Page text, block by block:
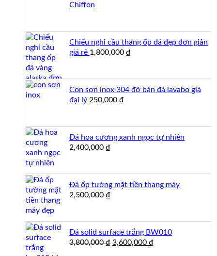
Chiffon
Chiếu nghỉ cầu thang ốp đá đẹp đơn giản
giá rẻ 1,800,000 ₫
Con sơn inox 304 đỡ bàn đá lavabo giá
đại lý 250,000 ₫
Đá hoa cương xanh ngọc tự nhiên
2,400,000 ₫
Đá ốp tường mặt tiền thang máy
2,500,000 ₫
Đá solid surface trắng BW010
3,800,000₫ Giá
3,600,000 ₫